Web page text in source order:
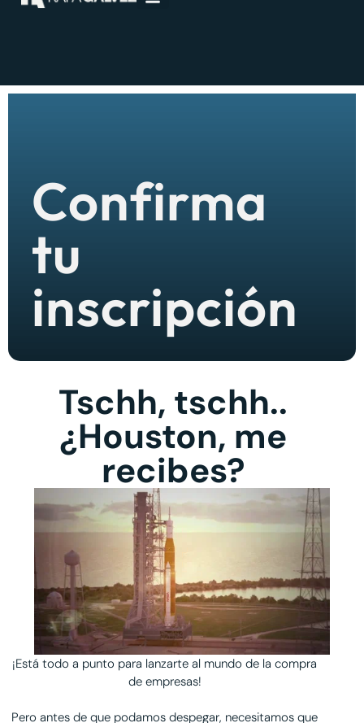
Confirma
tu
inscripción
Tschh, tschh..
¿Houston, me
recibes?
¡Está todo a punto para lanzarte al mundo de la compra
de empresas!
Pero antes de que podamos despegar, necesitamos que